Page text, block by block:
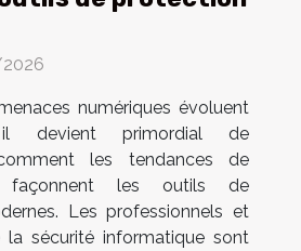
numériques évoluent
il devient primordial de
les tendances de
façonnent les outils de
Les professionnels et
la sécurité informatique sont